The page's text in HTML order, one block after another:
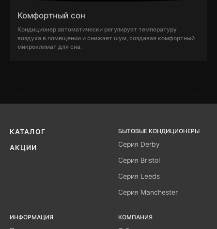
Комфортный сон
Кондиционер автоматически регулирует температуру
воздуха в помещении и снижает шум, создавая комфортный
микроклимат для сна.
КАТАЛОГ
АКЦИИ
БЫТОВЫЕ КОНДИЦИОНЕРЫ
Серия Derby
Серия Bristol
Серия Leeds
Серия Manchester
ИНФОРМАЦИЯ КОМПАНИЯ